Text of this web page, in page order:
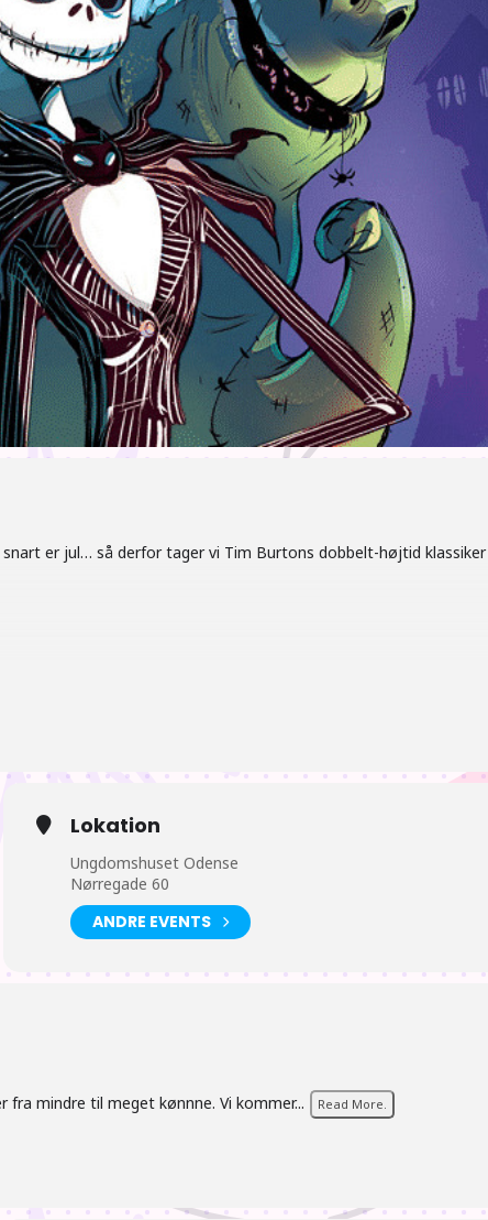
er jul… så derfor tager vi Tim Burtons dobbelt-højtid klassiker
ellers rør sig der over.
Lokation
Ungdomshuset Odense
Nørregade 60
ANDRE EVENTS
mindre til meget kønnne. Vi kommer... Read More.